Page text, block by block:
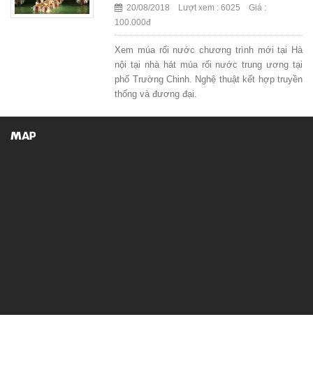
20/08/2018 Lượt xem : 6025 Giá :
100.000đ
Xem múa rối nước chương trình mới tại Hà
nội tại nhà hát múa rối nước trung ương tại
phố Trường Chinh. Nghệ thuật kết hợp truyền
thống và đương đại.
MAP